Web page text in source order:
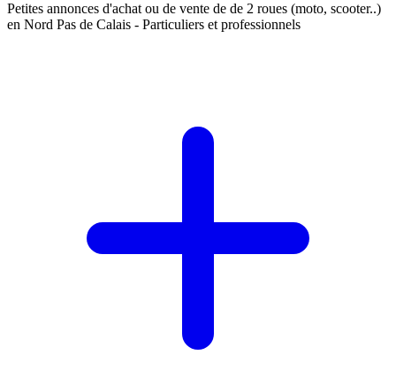
Petites annonces d'achat ou de vente de de 2 roues (moto, scooter..)
en Nord Pas de Calais - Particuliers et professionnels